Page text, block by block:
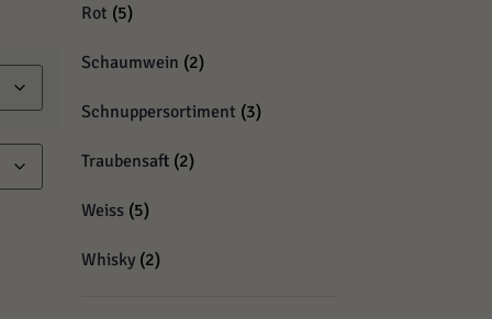
Rot (5)
Schaumwein (2)
Schnuppersortiment (3)
Traubensaft (2)
Weiss (5)
Whisky (2)